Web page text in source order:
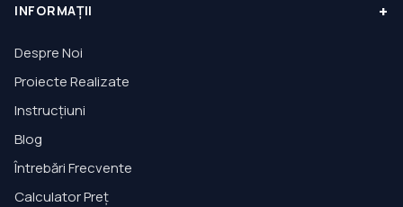
INFORMAȚII +
Despre Noi
Proiecte Realizate
Instrucțiuni
Blog
Întrebări Frecvente
Calculator Preț